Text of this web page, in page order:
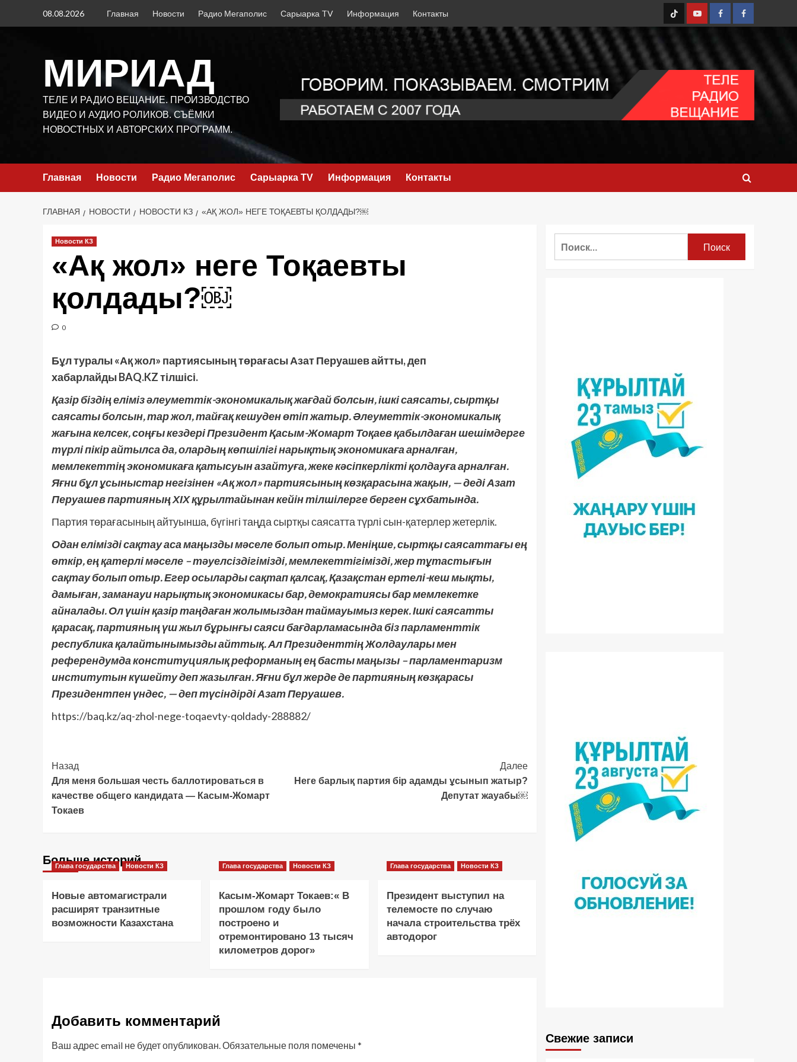
08.08.2026 Главная Новости Радио Мегаполис Сарыарка TV Информация Контакты
TT YoutubeFB1 FB2
МИРИАД
ТЕЛЕ И РАДИО ВЕЩАНИЕ. ПРОИЗВОДСТВО
ВИДЕО И АУДИО РОЛИКОВ. СЪЁМКИ
НОВОСТНЫХ И АВТОРСКИХ ПРОГРАММ.
Главная Новости Радио Мегаполис Сарыарка TV Информация Контакты
ГЛАВНАЯ НОВОСТИ НОВОСТИ КЗ «АҚ ЖОЛ» НЕГЕ ТОҚАЕВТЫ ҚОЛДАДЫ?￼
Новости КЗ
«Ақ жол» неге Тоқаевты
қолдады?￼
0
Бұл туралы «Ақ жол» партиясының төрағасы Азат Перуашев айтты, деп
хабарлайды BAQ.KZ тілшісі.
Қазір біздің еліміз әлеуметтік-экономикалық жағдай болсын, ішкі саясаты, сыртқы
саясаты болсын, тар жол, тайғақ кешуден өтіп жатыр. Әлеуметтік-экономикалық
жағына келсек, соңғы кездері Президент Қасым-Жомарт Тоқаев қабылдаған шешімдерге
түрлі пікір айтылса да, олардың көпшілігі нарықтық экономикаға арналған,
мемлекеттің экономикаға қатысуын азайтуға, жеке кәсіпкерлікті қолдауға арналған.
Яғни бұл ұсыныстар негізінен «Ақ жол» партиясының көзқарасына жақын, — деді Азат
Перуашев партияның ХІХ құрылтайынан кейін тілшілерге берген сұхбатында.
Партия төрағасының айтуынша, бүгінгі таңда сыртқы саясатта түрлі сын-қатерлер жетерлік.
Одан елімізді сақтау аса маңызды мәселе болып отыр. Меніңше, сыртқы саясаттағы ең
өткір, ең қатерлі мәселе – тәуелсіздігімізді, мемлекеттігімізді, жер тұтастығын
сақтау болып отыр. Егер осыларды сақтап қалсақ, Қазақстан ертелі-кеш мықты,
дамыған, заманауи нарықтық экономикасы бар, демократиясы бар мемлекетке
айналады. Ол үшін қазір таңдаған жолымыздан таймауымыз керек. Ішкі саясатты
қарасақ, партияның үш жыл бұрынғы саяси бағдарламасында біз парламенттік
республика қалайтынымызды айттық. Ал Президенттің Жолдаулары мен
референдумда конституциялық реформаның ең басты маңызы – парламентаризм
институтын күшейту деп жазылған. Яғни бұл жерде де партияның көзқарасы
Президентпен үндес, — деп түсіндірді Азат Перуашев.
https://baq.kz/aq-zhol-nege-toqaevty-qoldady-288882/
Post
Navigation
Назад
Для меня большая честь баллотироваться в
качестве общего кандидата — Касым-Жомарт
Токаев
Далее
Неге барлық партия бір адамды ұсынып жатыр?
Депутат жауабы￼
Больше историй
Глава государства Новости КЗ
Новые автомагистрали
расширят транзитные
возможности Казахстана
Глава государства Новости КЗ
Касым-Жомарт Токаев:« В
прошлом году было
построено и
отремонтировано 13 тысяч
километров дорог»
Глава государства Новости КЗ
Президент выступил на
телемосте по случаю
начала строительства трёх
автодорог
Добавить комментарий
Ваш адрес email не будет опубликован.Обязательные поля помечены *
Свежие записи